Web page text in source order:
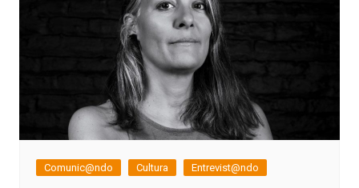
Comunic@ndo Cultura Entrevist@ndo